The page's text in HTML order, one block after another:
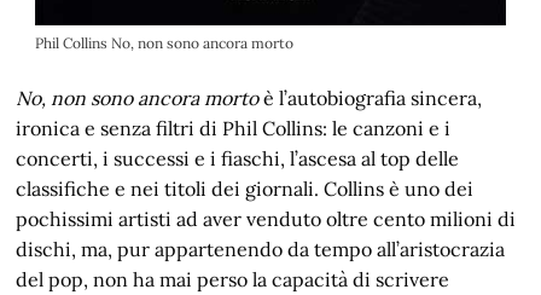
Phil Collins No, non sono ancora morto
No, non sono ancora mortoè l’autobiografia sincera,
ironica e senza filtri di Phil Collins: le canzoni e i
concerti, i successi e i fiaschi, l’ascesa al top delle
classifiche e nei titoli dei giornali. Collins è uno dei
pochissimi artisti ad aver venduto oltre cento milioni di
dischi, ma, pur appartenendo da tempo all’aristocrazia
del pop, non ha mai perso la capacità di scrivere